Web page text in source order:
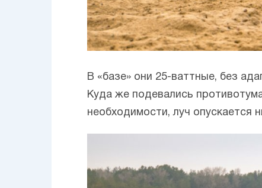
В «базе» они 25-ваттные, без
Куда же подевались
необходимости, луч опускается